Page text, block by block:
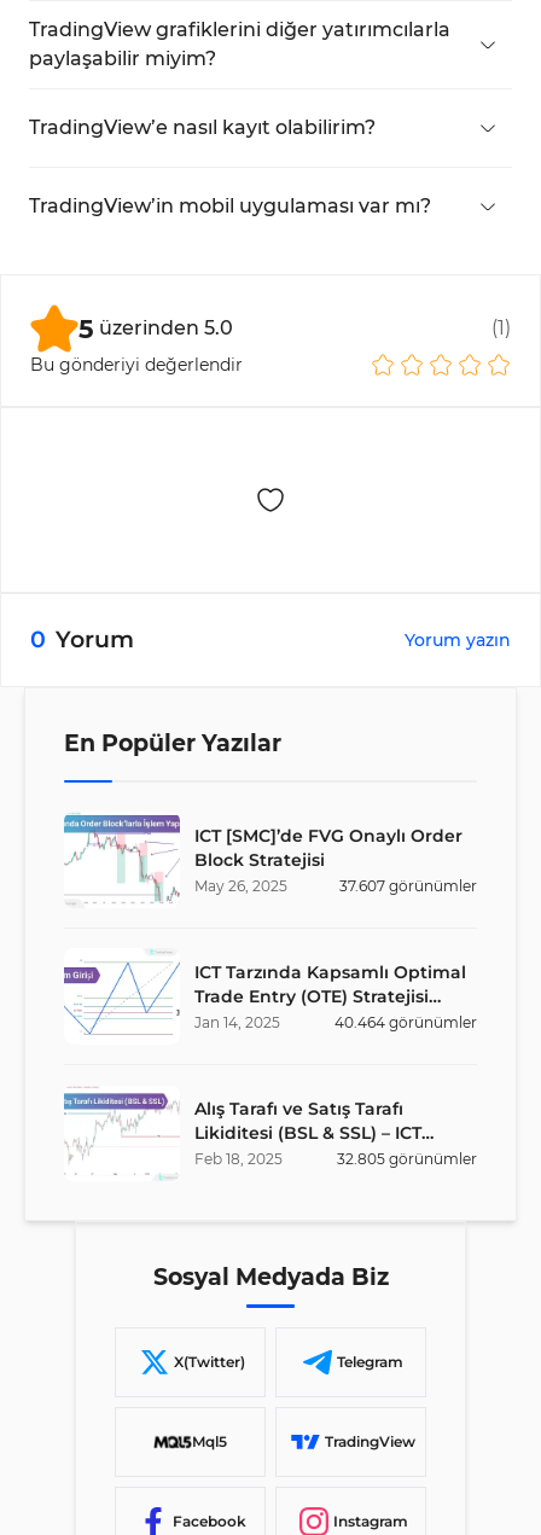
işlem yapabilirsiniz.
TradingView grafiklerini diğer yatırımcılarla
paylaşabilir miyim?
grafiklerinizi paylaşabilirsiniz.
TradingView’e nasıl kayıt olabilirim?
kayıt olabilirsiniz.
TradingView’in mobil uygulaması var mı?
5 üzerinden 5.0 (1)
Bu gönderiyi değerlendir
0 Yorum Yorum yazın
En Popüler Yazılar
ICT [SMC]’de FVG Onaylı Order
Block Stratejisi
May 26, 2025 37.607 görünümler
ICT Tarzında Kapsamlı Optimal
Trade Entry (OTE) Stratejisi
Rehberi
Jan 14, 2025 40.464 görünümler
Alış Tarafı ve Satış Tarafı
Likiditesi (BSL & SSL) – ICT
Stratejisi
Feb 18, 2025 32.805 görünümler
Sosyal Medyada Biz
X(Twitter) Telegram
Mql5 TradingView
Facebook Instagram